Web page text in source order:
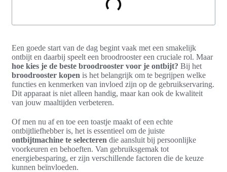
Een goede start van de dag begint vaak met een smakelijk
ontbijt en daarbij speelt een broodrooster een cruciale rol. Maar
hoe kies je de beste broodrooster voor je ontbijt? Bij het
broodrooster kopen is het belangrijk om te begrijpen welke
functies en kenmerken van invloed zijn op de gebruikservaring.
Dit apparaat is niet alleen handig, maar kan ook de kwaliteit
van jouw maaltijden verbeteren.
Of men nu af en toe een toastje maakt of een echte
ontbijtliefhebber is, het is essentieel om de juiste
ontbijtmachine te selecteren die aansluit bij persoonlijke
voorkeuren en behoeften. Van gebruiksgemak tot
energiebesparing, er zijn verschillende factoren die de keuze
kunnen beïnvloeden.